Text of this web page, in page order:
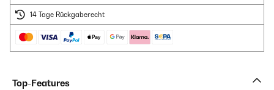
14 Tage Rückgaberecht
Top-Features